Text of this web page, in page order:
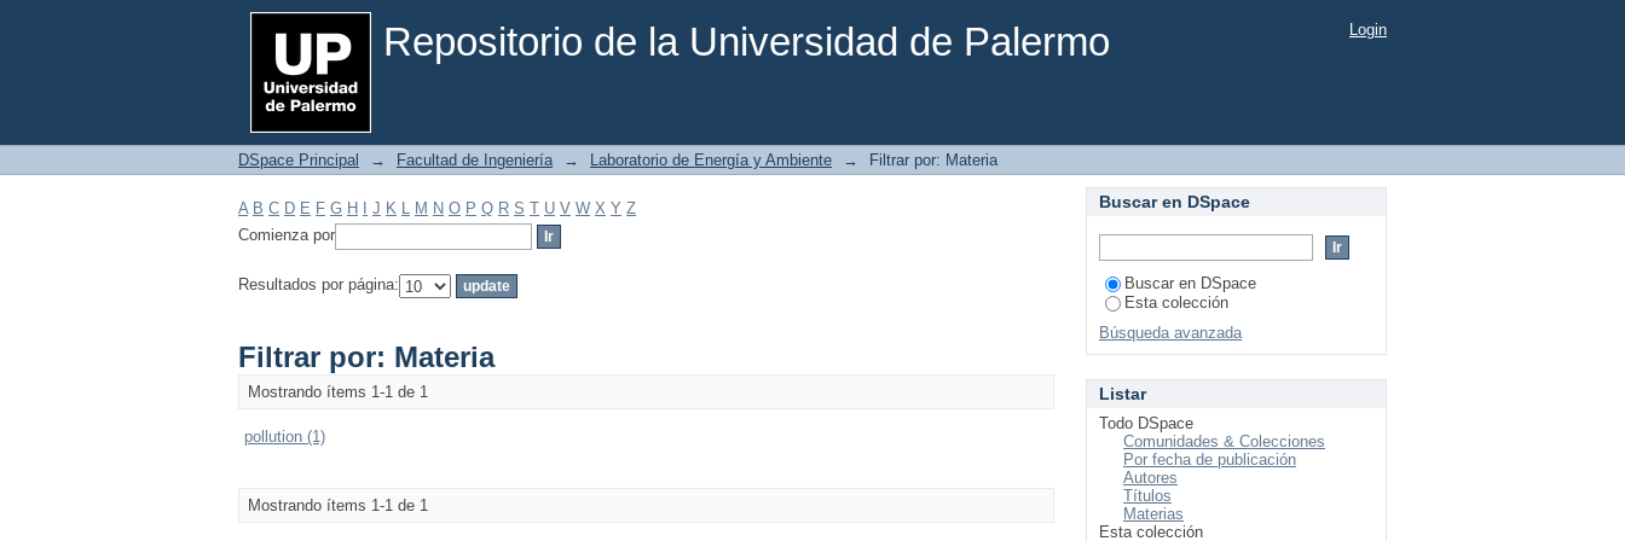
Repositorio de la Universidad de Palermo
Filtrar por: Materia Login
DSpace Principal → Facultad de Ingeniería → Laboratorio de Energía y Ambiente → Filtrar por: Materia
A B C D E F G H J K L M N O P Q R S T U V W X Y Z
Comienza por
Resultados por página:
Filtrar por: Materia
Mostrando ítems 1-1 de 1
pollution (1)
Mostrando ítems 1-1 de 1
Buscar en DSpace
Buscar en DSpace
Esta colección
Búsqueda avanzada
Listar
Todo DSpace
Comunidades & Colecciones
Por fecha de publicación
Autores
Títulos
Materias
Esta colección